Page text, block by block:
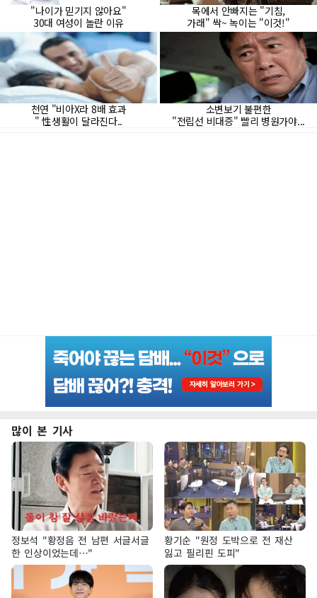
많이 본 기사
정보석 "황정음 전 남편 서글서글
한 인상이었는데…"
황기순 "원정 도박으로 전 재산
잃고 필리핀 도피"